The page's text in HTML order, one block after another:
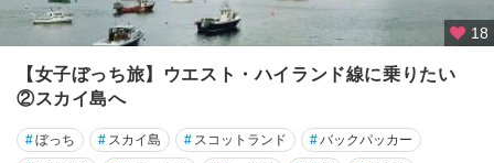
フ
★
グ
18
【女子ぼっち旅】ウエスト・ハイランド線に乗りたい
②スカイ島へ
#ぼっち # スカイ島 # スコットランド #バックパッカー